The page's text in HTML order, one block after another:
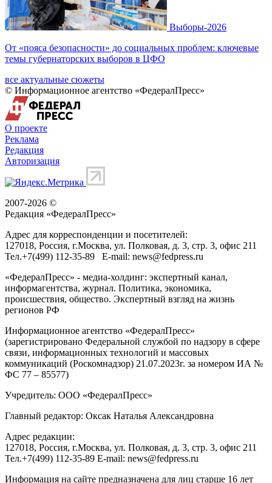
Выборы-2026
От «пояса безопасности» до социальных проблем: ключевые
темы губернаторских выборов в ЦФО
все актуальные сюжеты
© Информационное агентство «ФедералПресс»
О проекте
Реклама
Редакция
Авторизация
2007-2026 ©
Редакция «ФедералПресс»
Адрес для корреспонденции и посетителей:
127018, Россия, г.Москва, ул. Полковая, д. 3, стр. 3, офис 211
Тел.+7(499) 112-35-89 E-mail: news@fedpress.ru
«ФедералПресс» - медиа-холдинг: экспертный канал,
информагентства, журнал. Политика, экономика,
происшествия, общество. Экспертный взгляд на жизнь
регионов РФ
Информационное агентство «ФедералПресс»
(зарегистрировано Федеральной службой по надзору в сфере
связи, информационных технологий и массовых
коммуникаций (Роскомнадзор) 21.07.2023г. за номером ИА №
ФС 77 – 85577)
Учредитель: ООО «ФедералПресс»
Главный редактор: Оксак Наталья Александровна
Адрес редакции:
127018, Россия, г.Москва, ул. Полковая, д. 3, стр. 3, офис 211
Тел.+7(499) 112-35-89 E-mail: news@fedpress.ru
Информация на сайте предназначена для лиц старше 16 лет